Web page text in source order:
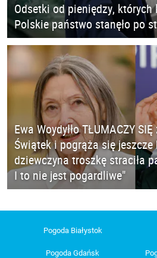
Odsetki od pieniędzy, których
Polskie państwo stanęło po
Ewa Woydyłło TŁUMACZY
Świątek i pogrąża się jeszcze
dziewczyna troszkę straciła
I to nie jest pogardliwe"
Pogoda Białystok
Pogoda Gdańsk